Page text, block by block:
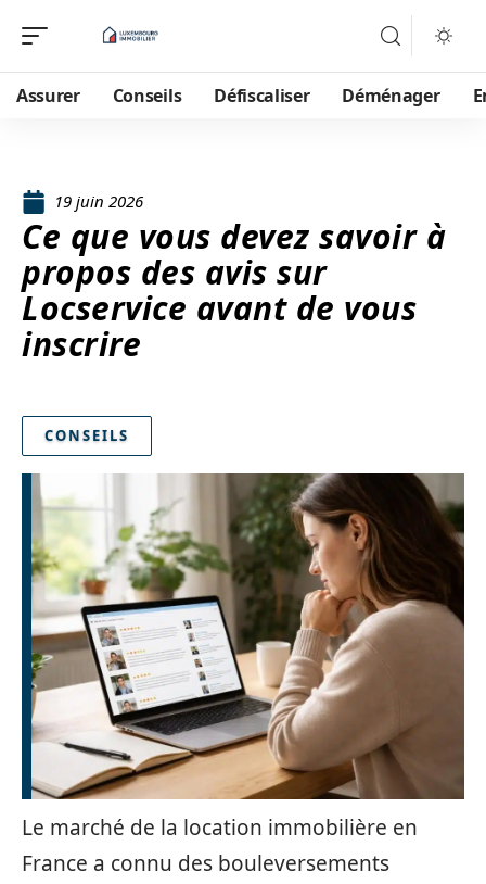
Assurer Conseils Défiscaliser Déménager
19 juin 2026
Ce que vous devez savoir à
propos des avis sur
Locservice avant de vous
inscrire
CONSEILS
Le marché de la location immobilière en
France a connu des bouleversements